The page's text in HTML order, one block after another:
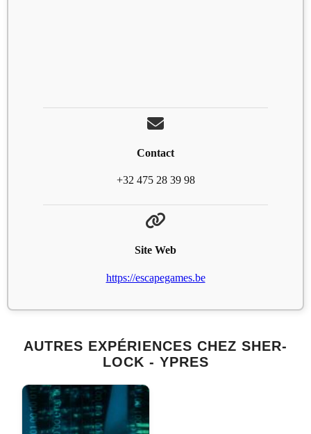
Contact
+32 475 28 39 98
Site Web
https://escapegames.be
AUTRES EXPÉRIENCES CHEZ SHER-
LOCK - YPRES